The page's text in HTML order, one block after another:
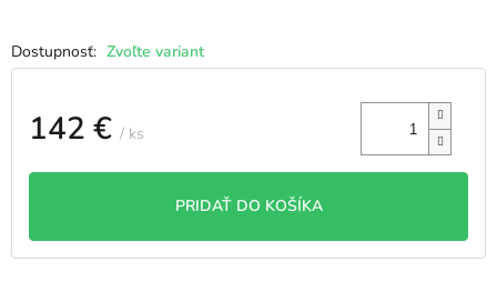
Zvoľte variant
142 € / ks
PRIDAŤ DO KOŠÍKA